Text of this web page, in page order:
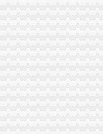
进项税额核定扣除办法的通知
增值税进项税额核定扣除办
,一般纳税人,商标
址挂靠罗湖金丰城大厦
般纳税人】-临沂临沂周边
信会计咨询有限公司
对策
书-MBA智库文档
二时,什么时候填待扣_